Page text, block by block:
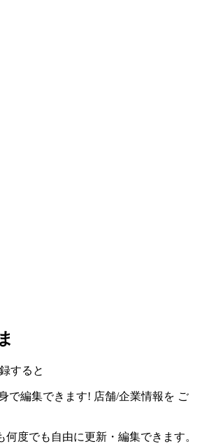
すると
で編集できます! 店舗/企業情報を ご
度でも自由に更新・編集できます。